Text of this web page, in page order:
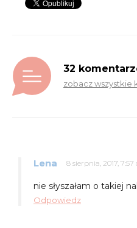
32
zobacz wszystkie
Lena 8 sierpnia, 2017, 7:57
nie słyszałam o takiej
Odpowiedz